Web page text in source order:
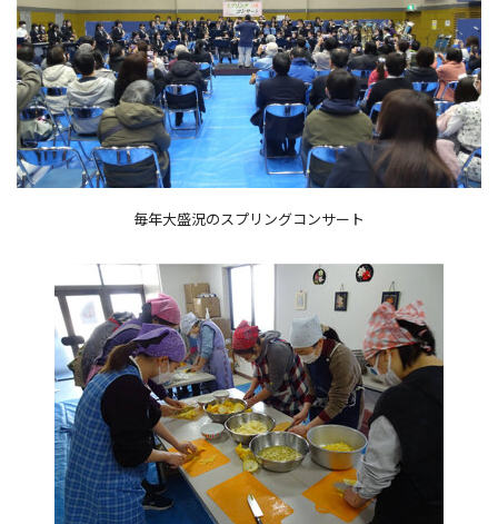
毎年大盛況のスプリングコンサート